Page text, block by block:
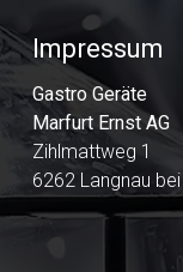
Impressum
Gastro Geräte
Marfurt Ernst AG
Zihlmattweg 1
6262 Langnau